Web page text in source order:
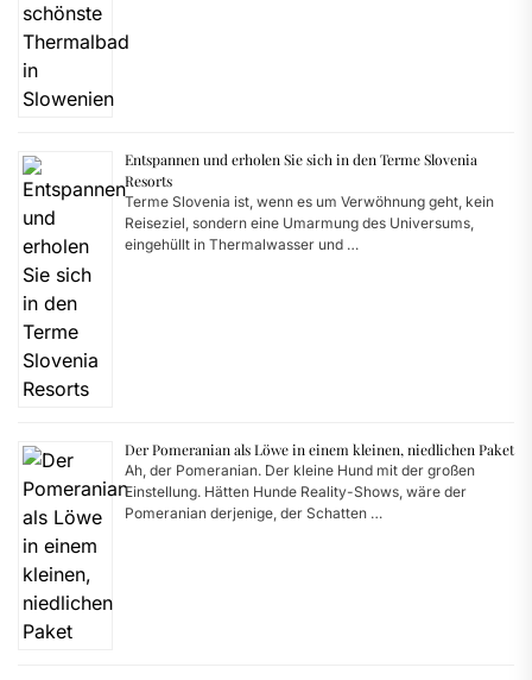
Entspannen und erholen Sie sich in den Terme Slovenia
Resorts
Terme Slovenia ist, wenn es um Verwöhnung geht, kein
Reiseziel, sondern eine Umarmung des Universums,
eingehüllt in Thermalwasser und …
Der Pomeranian als Löwe in einem kleinen, niedlichen Paket
Ah, der Pomeranian. Der kleine Hund mit der großen
Einstellung. Hätten Hunde Reality-Shows, wäre der
Pomeranian derjenige, der Schatten …